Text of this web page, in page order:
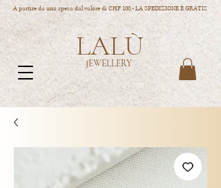
A partire da una spesa dal valore di CHF 100.- LA SPEDIZIONE È GRATIS
LALÙ
JEWELLERY